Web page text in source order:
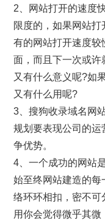
2、网站打开的速度
限度的，如果网站打
有的网站打开速度
面，而且下一次或
又有什么意义呢?如
又有什么用呢?
3、搜狗收录域名网
规划要表现公司的
争优势。
4、一个成功的网站
始至终网站建造的每
络环环相扣，密不
用你会觉得微乎其微